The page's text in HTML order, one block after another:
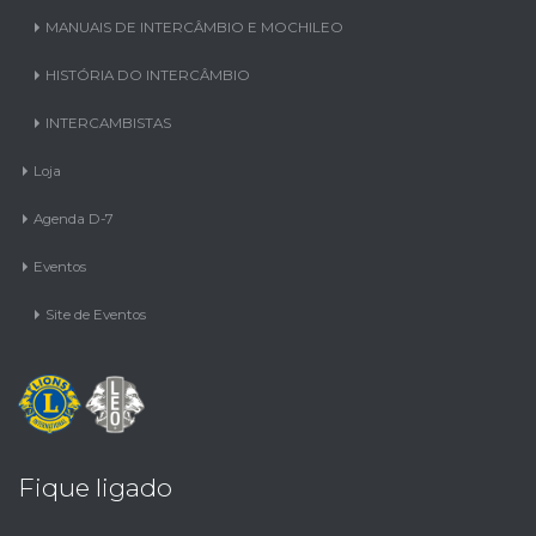
MANUAIS DE INTERCÂMBIO E MOCHILEO
HISTÓRIA DO INTERCÂMBIO
INTERCAMBISTAS
Loja
Agenda D-7
Eventos
Site de Eventos
Fique ligado